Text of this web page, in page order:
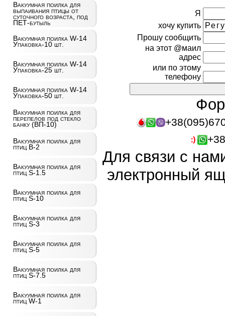
Вакуумная поилка для
выпаивания птицы от
суточного возраста, под
ПЕТ-бутыль
Вакуумная поилка W-14
Упаковка-10 шт.
Вакуумная поилка W-14
Упаковка-25 шт.
Вакуумная поилка W-14
Упаковка-50 шт.
Вакуумная поилка для
перепелов под стекло
банку (ВП-10)
Вакуумная поилка для
птиц B-2
Вакуумная поилка для
птиц S-1.5
Вакуумная поилка для
птиц S-10
Вакуумная поилка для
птиц S-3
Вакуумная поилка для
птиц S-5
Вакуумная поилка для
птиц S-7.5
Вакуумная поилка для
птиц W-1
Я
хочу купить
Прошу сообщить
на этот @маил
адрес
или по этому
телефону
Для связи с
электронный